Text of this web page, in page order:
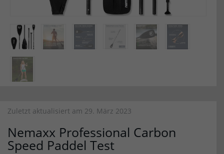
Zuletzt aktualisiert am 29. März 2023
Nemaxx Professional Carbon
Speed Paddel Test